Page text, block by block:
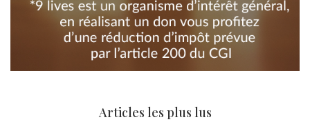
Articles les plus lus